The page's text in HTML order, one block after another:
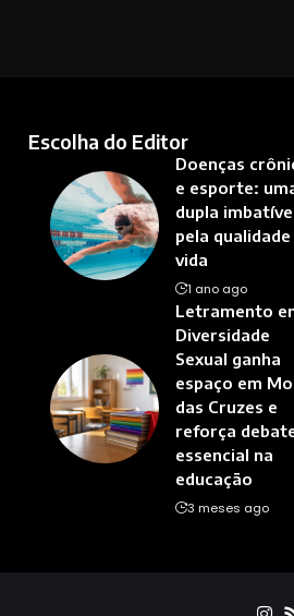
Escolha do Editor
Doenças
e esporte:
dupla
pela qualidade
vida
1 ano ago
Letramento
Diversidade
Sexual ganha
espaço em
das Cruzes e
reforça
essencial na
educação
3 meses ago